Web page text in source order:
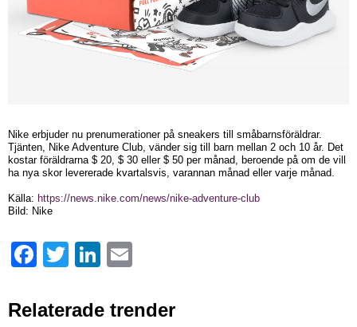
Nike erbjuder nu prenumerationer på sneakers till småbarnsföräldrar.
Tjänten, Nike Adventure Club, vänder sig till barn mellan 2 och 10 år. Det
kostar föräldrarna $ 20, $ 30 eller $ 50 per månad, beroende på om de vill
ha nya skor levererade kvartalsvis, varannan månad eller varje månad.
Källa: https://news.nike.com/news/nike-adventure-club
Bild: Nike
FacebookTwitter LinkedIn
Relaterade trender